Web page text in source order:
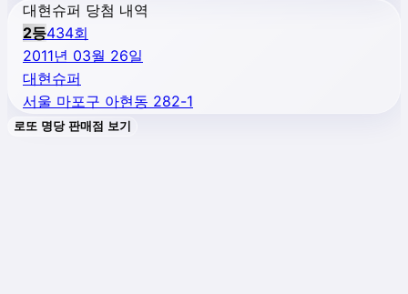
대현슈퍼 당첨 내역
2등434회
2011년 03월 26일
대현슈퍼
서울 마포구 아현동 282-1
로또 명당 판매점 보기